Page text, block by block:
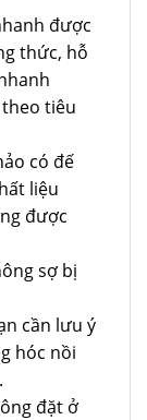
được
thức, hỗ
tiêu
có đế
liệu
được
sợ bị
cần lưu ý
hóc nồi
đặt ở